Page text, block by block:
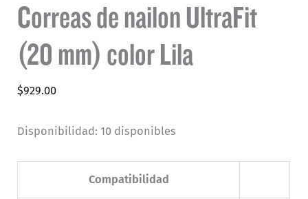
Correas de nailon UltraFit
(20 mm) color Lila
$929.00
Disponibilidad: 10 disponibles
Compatibilidad